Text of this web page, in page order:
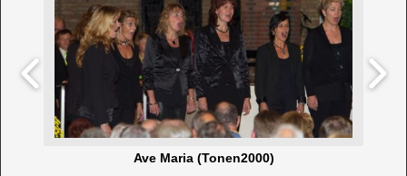
Ave Maria (Tonen2000)